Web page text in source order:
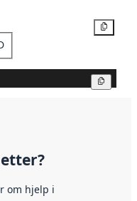
om hjelp i